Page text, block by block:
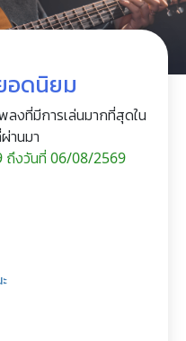
อดนิยม
งที่มีการเล่นมากที่สุดใน
านมา
ถึงวันที่ 06/08/2569